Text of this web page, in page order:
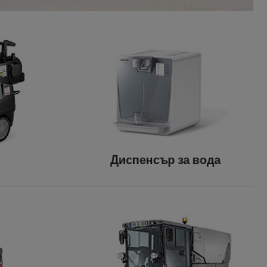
Диспенсър за вода